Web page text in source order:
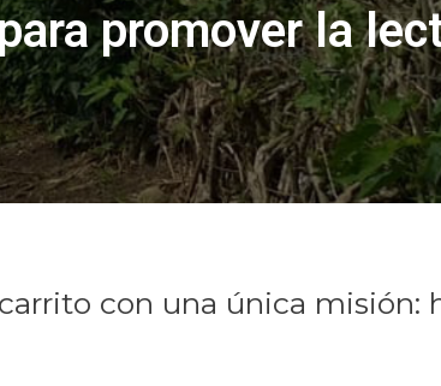
promover la
con una única misión: